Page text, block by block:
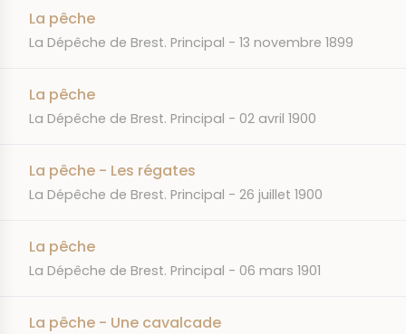
La pêche
JOURNAL
La Dépêche de Brest. Principal DATE
13 novembre 1899
La pêche
JOURNAL
La Dépêche de Brest. Principal DATE
02 avril 1900
La pêche - Les régates
JOURNAL
La Dépêche de Brest. Principal DATE
26 juillet 1900
La pêche
JOURNAL
La Dépêche de Brest. Principal DATE
06 mars 1901
La pêche - Une cavalcade